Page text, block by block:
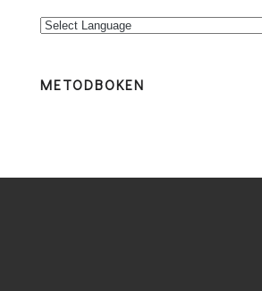
METODBOKEN